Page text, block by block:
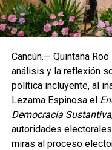
Cancún.— Quintana
análisis y la reflexión
política incluyente, al
Lezama Espinosa el
Democracia Sustantiva
autoridades
miras al proceso